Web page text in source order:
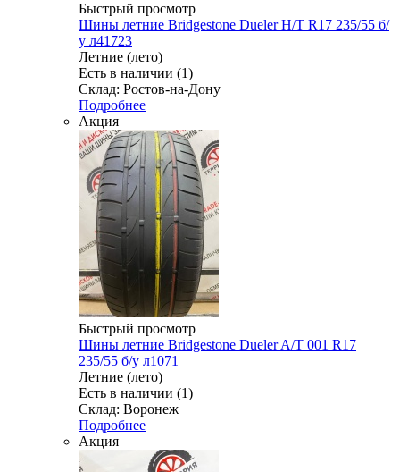
Быстрый просмотр
Шины летние Bridgestone Dueler H/T R17 235/55 б/
у л41723
Летние (лето)
Есть в наличии (1)
Склад: Ростов-на-Дону
Подробнее
Акция
Быстрый просмотр
Шины летние Bridgestone Dueler A/T 001 R17
235/55 б/у л1071
Летние (лето)
Есть в наличии (1)
Склад: Воронеж
Подробнее
Акция